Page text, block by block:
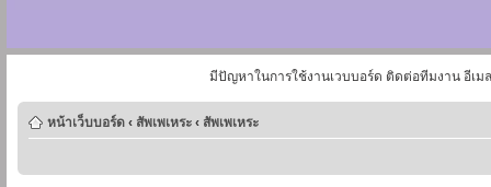
มีปัญหาในการใช้งานเวบบอร์ด ติดต่อทีมงาน อีเม
หน้าเว็บบอร์ด ‹ สัพเพเหระ ‹ สัพเพเหระ